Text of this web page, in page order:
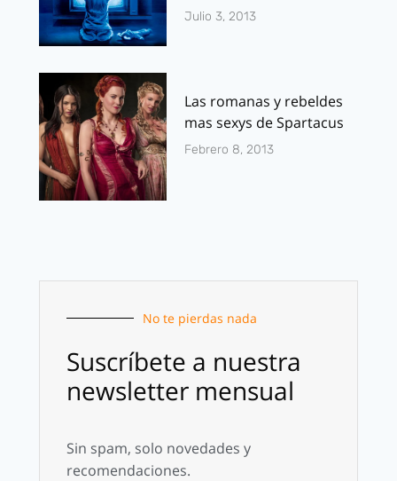
Julio 3, 2013
Las romanas y rebeldes
mas sexys de Spartacus
Febrero 8, 2013
No te pierdas nada
Suscríbete a nuestra
newsletter mensual
Sin spam, solo novedades y
recomendaciones.